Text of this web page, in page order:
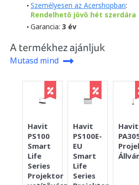
Személyesen az Acershopban:
Rendelhető jövő hét szerdára
Garancia: 3 év
A termékhez ajánljuk
Mutasd mind
Havit
PS100
Smart
Life
Series
Projektor
Havit
PS100E-
EU
Smart
Life
Series
Havit